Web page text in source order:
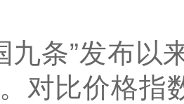
九条”发布
对比价格指